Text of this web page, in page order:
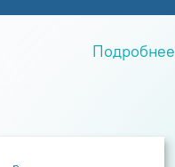
Подробнее